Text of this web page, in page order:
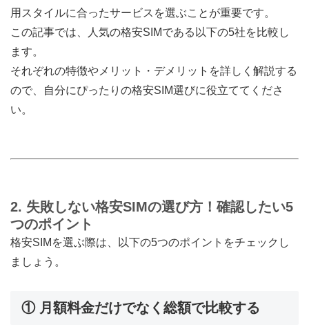
用スタイルに合ったサービスを選ぶことが重要です。
この記事では、人気の格安SIMである以下の5社を比較し
ます。
それぞれの特徴やメリット・デメリットを詳しく解説する
ので、自分にぴったりの格安SIM選びに役立ててくださ
い。
2. 失敗しない格安SIMの選び方！確認したい5
つのポイント
格安SIMを選ぶ際は、以下の5つのポイントをチェックし
ましょう。
① 月額料金だけでなく総額で比較する